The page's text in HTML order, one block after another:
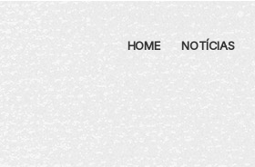
HOME NOTÍCIAS